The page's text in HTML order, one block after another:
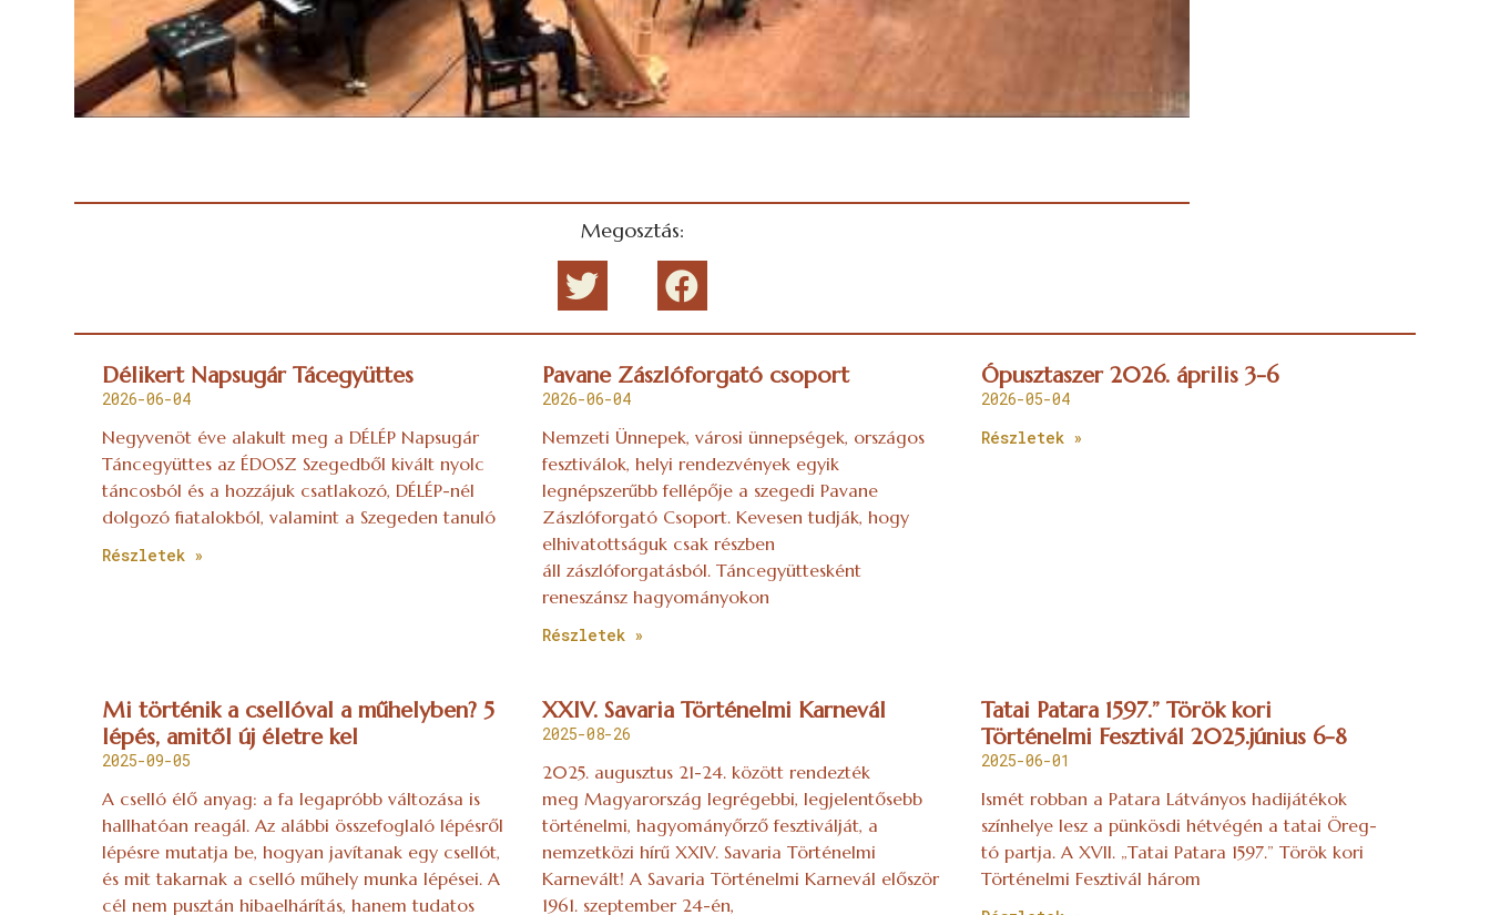
Megosztás:
Délikert Napsugár Tácegyüttes
2026-06-04
Negyvenöt éve alakult meg a DÉLÉP Napsugár
Táncegyüttes az ÉDOSZ Szegedből kivált nyolc
táncosból és a hozzájuk csatlakozó, DÉLÉP-nél
dolgozó fiatalokból, valamint a Szegeden tanuló
Részletek »
Pavane Zászlóforgató csoport
2026-06-04
Nemzeti Ünnepek, városi ünnepségek, országos
fesztiválok, helyi rendezvények egyik
legnépszerűbb fellépője a szegedi Pavane
Zászlóforgató Csoport. Kevesen tudják, hogy
elhivatottságuk csak részben
áll zászlóforgatásból. Táncegyüttesként
reneszánsz hagyományokon
Részletek »
Ópusztaszer 2026. április 3-6
2026-05-04
Részletek »
Mi történik a csellóval a műhelyben? 5
lépés, amitől új életre kel
2025-09-05
A cselló élő anyag: a fa legapróbb változása is
hallhatóan reagál. Az alábbi összefoglaló lépésről
lépésre mutatja be, hogyan javítanak egy csellót,
és mit takarnak a cselló műhely munka lépései. A
cél nem pusztán hibaelhárítás, hanem tudatos
XXIV. Savaria Történelmi Karnevál
2025-08-26
2025. augusztus 21-24. között rendezték
meg Magyarország legrégebbi, legjelentősebb
történelmi, hagyományőrző fesztiválját, a
nemzetközi hírű XXIV. Savaria Történelmi
Karnevált! A Savaria Történelmi Karnevál először
1961. szeptember 24-én,
Tatai Patara 1597.” Török kori
Történelmi Fesztivál 2025.június 6-8
2025-06-01
Ismét robban a Patara Látványos hadijátékok
színhelye lesz a pünkösdi hétvégén a tatai Öreg-
tó partja. A XVII. „Tatai Patara 1597.” Török kori
Történelmi Fesztivál három